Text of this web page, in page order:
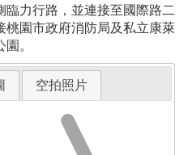
力行路，並連接至國際路二
桃園市政府消防局及私立康萊
。
空拍照片